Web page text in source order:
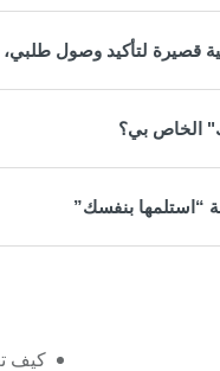
قصيرة لتأكيد وصول طلبي،
الخاص بي؟
“استلمها بنفسك”
كيف